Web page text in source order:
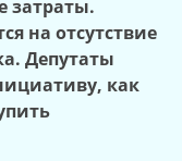
затраты.
на отсутствие
Депутаты
как